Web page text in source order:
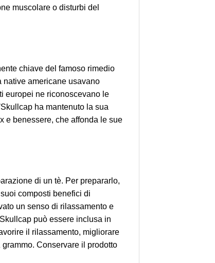
muscolare o disturbi del
chiave del famoso rimedio
americane usavano
europei ne riconoscevano le
ha mantenuto la sua
e benessere, che affonda le sue
di un tè. Per prepararlo,
composti benefici di
un senso di rilassamento e
può essere inclusa in
il rilassamento, migliorare
Conservare il prodotto